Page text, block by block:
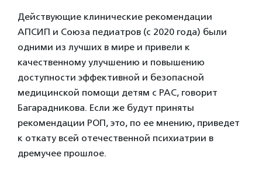
Действующие клинические рекомендации
АПСИП и Союза педиатров (с 2020 года) были
одними из лучших в мире и привели к
качественному улучшению и повышению
доступности эффективной и безопасной
медицинской помощи детям с РАС, говорит
Багарадникова. Если же будут приняты
рекомендации РОП, это, по ее мнению, приведет
к откату всей отечественной психиатрии в
дремучее прошлое.